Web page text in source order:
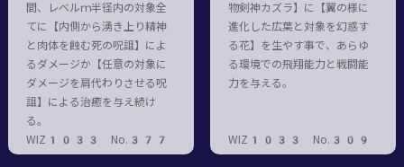
間、レベルｍ半径内の対象全
てに【内側から湧き上り精神
と肉体を蝕む死の呪詛】によ
るダメージか【任意の対象に
ダメージを肩代わりさせる呪
詛】による治癒を与え続け
る。
WIZ1033 No.377
物剣神カズラ】に【翼の様に
進化した広葉と対象を幻惑す
る花】を生やす事で、あらゆ
る環境での飛翔能力と戦闘能
力を与える。
WIZ1033 No.309